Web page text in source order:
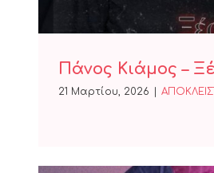
Πάνος Κιάμος –
21 Μαρτίου, 2026